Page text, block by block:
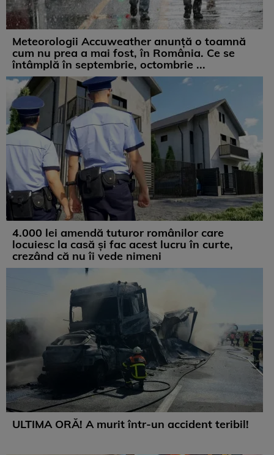
Meteorologii Accuweather anunță o toamnă
cum nu prea a mai fost, în România. Ce se
întâmplă în septembrie, octombrie ...
4.000 lei amendă tuturor românilor care
locuiesc la casă și fac acest lucru în curte,
crezând că nu îi vede nimeni
ULTIMA ORĂ! A murit într-un accident teribil!